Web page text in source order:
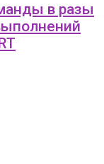
в разы